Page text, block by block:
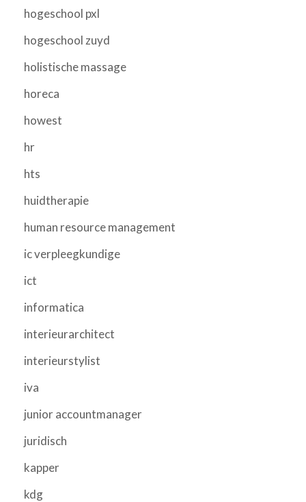
hogeschool pxl
hogeschool zuyd
holistische massage
horeca
howest
hr
hts
huidtherapie
human resource management
ic verpleegkundige
ict
informatica
interieurarchitect
interieurstylist
iva
junior accountmanager
juridisch
kapper
kdg